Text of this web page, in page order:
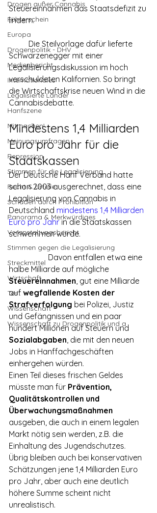
Drogen außer Cannabis
Führerschein
Europa
Drogenpolitik - DHV
Medienbericht
Internationales
Legalisierte Länder
Hanfszene
Mitmachen!
Meinungsumfragen
Repression
Stimmen für die Legalisierung
Recht & Urteile
Schäden durch Prohibition
Panorama & Merkwürdiges
Veranstaltungsbericht
Stimmen gegen die Legalisierung
Streckmittel
Wirtschaft
Test
Wissenschaft
Wissenschaft zu Drogenpolitik und a
Steuereinnahmen das Staatsdefizit zu
lindern.
Schwarzenegger mit einer
Legalisierungsdiskussion im hoch
verschuldeten Kalifornien. So bringt
die Wirtschaftskrise neuen Wind in die
Cannabisdebatte.
Mindestens 1,4 Milliarden
Euro pro Jahr für die
Staatskassen
Der Deutsche Hanf Verband hatte
schon 2003 ausgerechnet, dass eine
Legalisierung von Cannabis in
Deutschland mindestens 1,4 Milliarden
Euro pro Jahr in die Staatskassen
schwemmen würde.
halbe Milliarde auf mögliche
Steuereinnahmen, gut eine Milliarde
auf wegfallende Kosten der
Strafverfolgung bei Polizei, Justiz
und Gefängnissen und ein paar
hundert Millionen auf Steuern und
Sozialabgaben, die mit den neuen
Jobs in Hanffachgeschäften
einhergehen würden.
Einen Teil dieses frischen Geldes
müsste man für Prävention,
Qualitätskontrollen und
Überwachungsmaßnahmen
ausgeben, die auch in einem legalen
Markt nötig sein werden, z.B. die
Einhaltung des Jugendschutzes.
Übrig bleiben auch bei konservativen
Schätzungen jene 1,4 Milliarden Euro
pro Jahr, aber auch eine deutlich
höhere Summe scheint nicht
unrealistisch.